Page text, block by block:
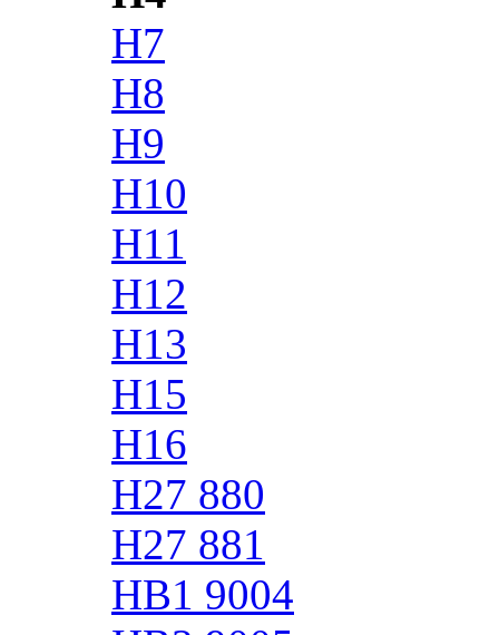
H7
H8
H9
H10
H11
H12
H13
H15
H16
H27 880
H27 881
HB1 9004